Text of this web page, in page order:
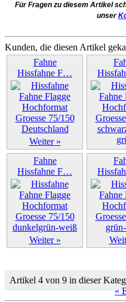
Für Fragen zu diesem Artikel
unser
Kunden, die diesen Artikel
Fahne
Hissfahne F…
Weiter »
Fahne
Hissfahne F…
Weiter »
Artikel 4 von 9 in dieser
«